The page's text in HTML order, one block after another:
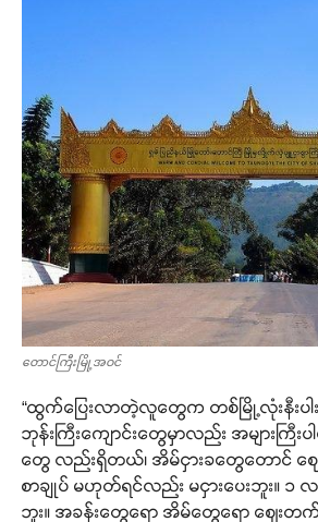
တောင်ကြီးမြို့အဝင်
“ထွက်ပြေးလာတဲ့လူတွေက တစ်မြို့လုံးနီးပါ
ဘုန်းကြီးကျောင်းတွေမှာလည်း အများကြီးပ
တွေ လည်းရှိတယ်၊ အိမ်ငှားခတွေတောင်
စာချုပ် မဟုတ်ရင်လည်း မငှားပေးဘူး။ ၁
ဘူး။ အခန်းတွေရော အိမ်တွေရော ဈေး